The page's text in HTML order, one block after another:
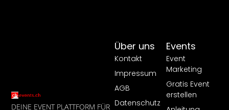
DEINE EVENT PLATTFORM FÜR
Events
Event
Marketing
Gratis Event
erstellen
Über uns
Kontakt
Impressum
AGB
Datenschutz